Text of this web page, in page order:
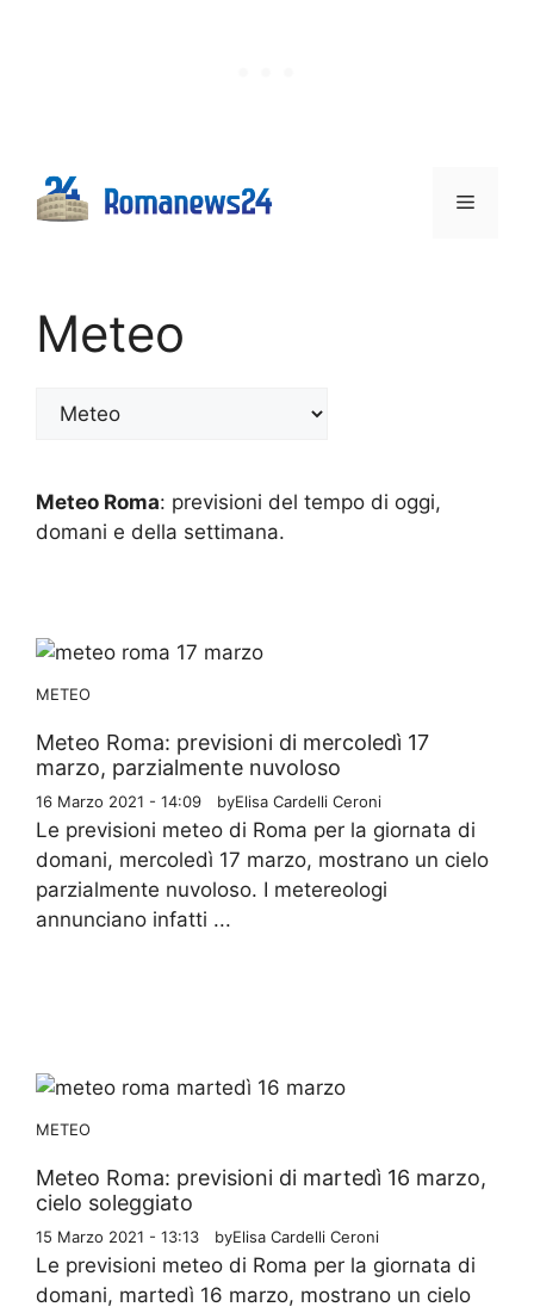
Menu
Meteo
Categorie
Meteo Roma: previsioni del tempo di oggi,
domani e della settimana.
METEO
Meteo Roma: previsioni di mercoledì 17
marzo, parzialmente nuvoloso
16 Marzo 2021 - 14:09 byElisa Cardelli Ceroni
Le previsioni meteo di Roma per la giornata di
domani, mercoledì 17 marzo, mostrano un cielo
parzialmente nuvoloso. I metereologi
annunciano infatti ...
METEO
Meteo Roma: previsioni di martedì 16 marzo,
cielo soleggiato
15 Marzo 2021 - 13:13 byElisa Cardelli Ceroni
Le previsioni meteo di Roma per la giornata di
domani, martedì 16 marzo, mostrano un cielo